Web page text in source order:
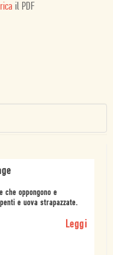
il PDF
che oppongono e
e uova strapazzate.
Leggi